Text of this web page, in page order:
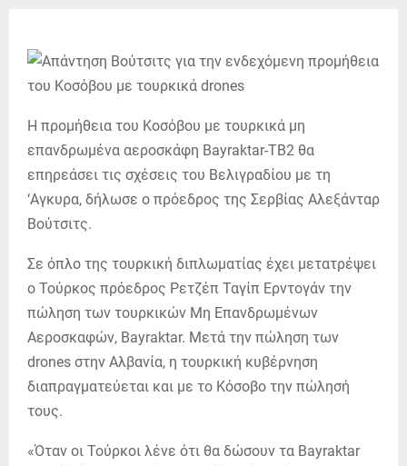
Η προμήθεια του Κοσόβου με τουρκικά μη
επανδρωμένα αεροσκάφη Bayraktar-TB2 θα
επηρεάσει τις σχέσεις του Βελιγραδίου με τη
‘Αγκυρα, δήλωσε ο πρόεδρος της Σερβίας Αλεξάνταρ
Βούτσιτς.
Σε όπλο της τουρκική διπλωματίας έχει μετατρέψει
ο Τούρκος πρόεδρος Ρετζέπ Ταγίπ Ερντογάν την
πώληση των τουρκικών Μη Επανδρωμένων
Αεροσκαφών, Bayraktar. Μετά την πώληση των
drones στην Αλβανία, η τουρκική κυβέρνηση
διαπραγματεύεται και με το Κόσοβο την πώλησή
τους.
«Όταν οι Τούρκοι λένε ότι θα δώσουν τα Bayraktar